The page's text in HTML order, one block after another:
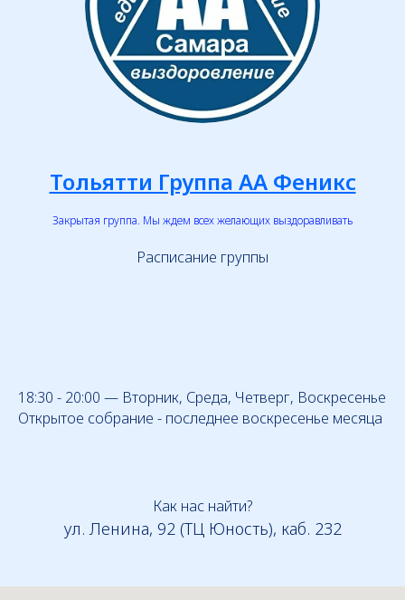
Тольятти Группа АА Феникс
Закрытая группа. Мы ждем всех желающих выздоравливать
Расписание группы
18:30 - 20:00 — Вторник, Среда, Четверг, Воскресенье
Открытое собрание - последнее воскресенье месяца
Как нас найти?
ул. Ленина, 92 (ТЦ Юность), каб. 232